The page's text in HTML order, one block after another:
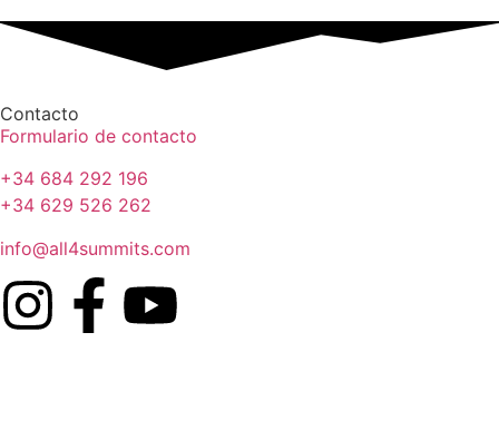
Contacto
Formulario de contacto
+34 684 292 196
+34 629 526 262
info@all4summits.com